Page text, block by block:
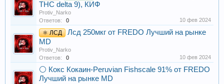
THC delta 9), КИФ
Protiv_Narko
Ответов:
0 10 фев 2024
⚛ ЛСД
Лсд 250мкг от FREDO Лучший на рынке
MD
Protiv_Narko
Ответов:
0 10 фев 2024
⚪ Кокс Кокаин-Peruvian Fishscale 91% от FREDO
Лучший на рынке MD